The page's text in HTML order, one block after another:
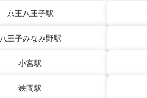
京王八王子駅
八王子みなみ野駅
小宮駅
狭間駅